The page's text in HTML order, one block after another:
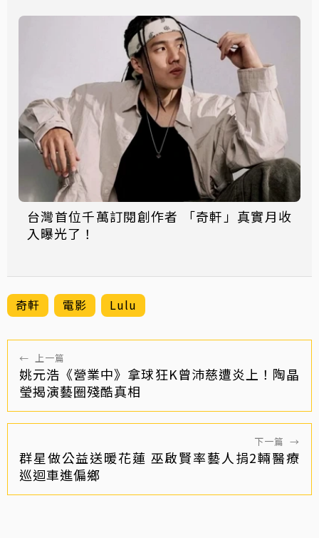
台灣首位千萬訂閱創作者 「奇軒」真實月收
入曝光了！
奇軒 電影 Lulu
← 上一篇
姚元浩《營業中》拿球狂K曾沛慈遭炎上！陶晶
瑩揭演藝圈殘酷真相
下一篇 →
群星做公益送暖花蓮 巫啟賢率藝人捐2輛醫療
巡迴車進偏鄉